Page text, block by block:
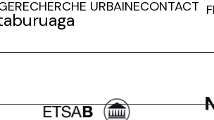
RECHERCHE URBAINECONTACT